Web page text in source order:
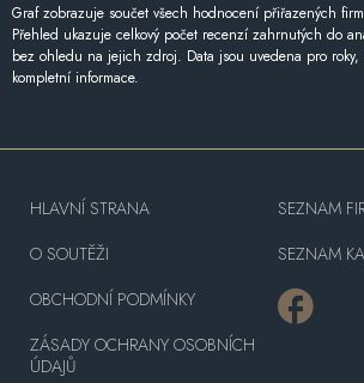
Graf zobrazuje součet všech hodnocení přiřazených
Přehled ukazuje celkový počet recenzí zahrnutých do
bez ohledu na jejich zdroj. Data jsou uvedena pro
kompletní informace.
HLAVNÍ STRANA
O SOUTĚŽI
OBCHODNÍ PODMÍNKY
ZÁSADY OCHRANY OSOBNÍCH
ÚDAJŮ
SEZNAM
SEZNAM